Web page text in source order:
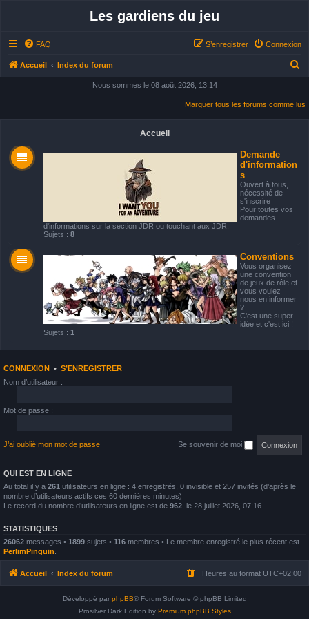
Les gardiens du jeu
FAQ Connexion
S’enregistrer
Accueil Index du forum
Nous sommes le 08 août 2026, 13:14
Marquer tous les forums comme lus
Accueil
Demande
d'information
s
Ouvert à tous,
nécessité de
s'inscrire
Pour toutes vos
demandes
d'informations sur la section JDR ou touchant aux JDR.
Sujets : 8
Conventions
Vous organisez
une convention
de jeux de rôle et
vous voulez
nous en informer
?
C'est une super
idée et c'est ici !
Sujets : 1
CONNEXION • S’ENREGISTRER
Nom d’utilisateur :
Mot de passe :
J’ai oublié mon mot de passe Se souvenir de moi
QUI EST EN LIGNE
Au total il y a 261 utilisateurs en ligne : 4 enregistrés, 0 invisible et 257 invités (d’après le
nombre d’utilisateurs actifs ces 60 dernières minutes)
Le record du nombre d’utilisateurs en ligne est de 962 , le 28 juillet 2026, 07:16
STATISTIQUES
26062 messages • 1899 sujets • 116 membres • Le membre enregistré le plus récent est
PerlimPinguin
Accueil Index du forum Heures au format UTC+02:00
Développé par phpBB® Forum Software © phpBB Limited
Prosilver Dark Edition by Premium phpBB Styles